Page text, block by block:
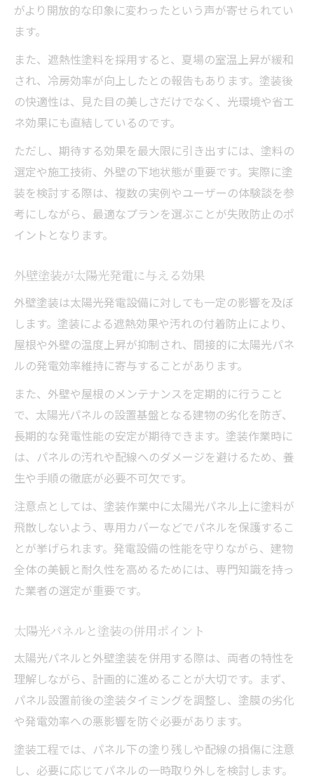
がより開放的な印象に変わったという声が寄せられてい
ます。
また、遮熱性塗料を採用すると、夏場の室温上昇が緩和
され、冷房効率が向上したとの報告もあります。塗装後
の快適性は、見た目の美しさだけでなく、光環境や省エ
ネ効果にも直結しているのです。
ただし、期待する効果を最大限に引き出すには、塗料の
選定や施工技術、外壁の下地状態が重要です。実際に塗
装を検討する際は、複数の実例やユーザーの体験談を参
考にしながら、最適なプランを選ぶことが失敗防止のポ
イントとなります。
外壁塗装が太陽光発電に与える効果
外壁塗装は太陽光発電設備に対しても一定の影響を及ぼ
します。塗装による遮熱効果や汚れの付着防止により、
屋根や外壁の温度上昇が抑制され、間接的に太陽光パネ
ルの発電効率維持に寄与することがあります。
また、外壁や屋根のメンテナンスを定期的に行うこと
で、太陽光パネルの設置基盤となる建物の劣化を防ぎ、
長期的な発電性能の安定が期待できます。塗装作業時に
は、パネルの汚れや配線へのダメージを避けるため、養
生や手順の徹底が必要不可欠です。
注意点としては、塗装作業中に太陽光パネル上に塗料が
飛散しないよう、専用カバーなどでパネルを保護するこ
とが挙げられます。発電設備の性能を守りながら、建物
全体の美観と耐久性を高めるためには、専門知識を持っ
た業者の選定が重要です。
太陽光パネルと塗装の併用ポイント
太陽光パネルと外壁塗装を併用する際は、両者の特性を
理解しながら、計画的に進めることが大切です。まず、
パネル設置前後の塗装タイミングを調整し、塗膜の劣化
や発電効率への悪影響を防ぐ必要があります。
塗装工程では、パネル下の塗り残しや配線の損傷に注意
し、必要に応じてパネルの一時取り外しを検討します。